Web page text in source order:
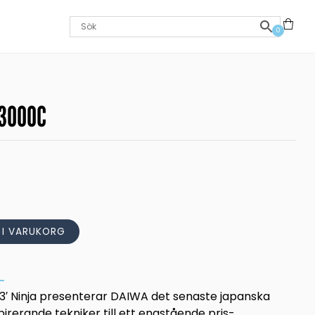
0
VARUKORG
Ninja presenterar DAIWA det senaste japanska